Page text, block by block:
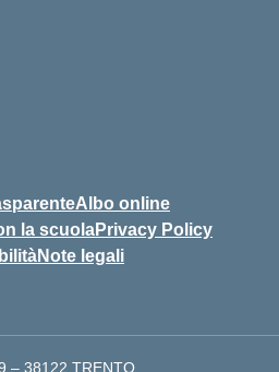
Albo online
la scuolaPrivacy Policy
Note legali
– 38122 TRENTO